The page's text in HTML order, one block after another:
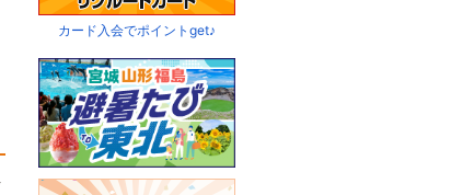
カード入会でポイントget♪